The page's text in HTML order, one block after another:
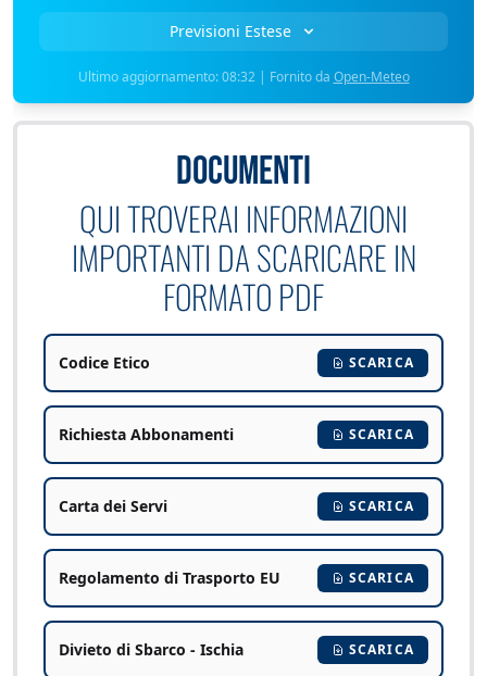
DOCUMENTI
QUI TROVERAI INFORMAZIONI
IMPORTANTI DA SCARICARE IN
FORMATO PDF
Codice Etico SCARICA
Richiesta Abbonamenti SCARICA
Carta dei Servi SCARICA
Regolamento di Trasporto EU SCARICA
Divieto di Sbarco - Ischia SCARICA
Previsioni Estese
Ultimo aggiornamento: 08:32 | Fornito da Open-Meteo